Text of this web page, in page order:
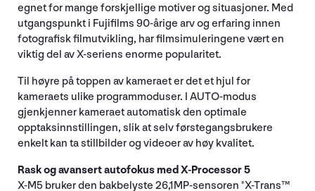
egnet for mange forskjellige motiver og situasjoner. Med
utgangspunkt i Fujifilms 90-årige arv og erfaring innen
fotografisk filmutvikling, har filmsimuleringene vært en
viktig del av X-seriens enorme popularitet.
Til høyre på toppen av kameraet er det et hjul for
kameraets ulike programmoduser. I AUTO-modus
gjenkjenner kameraet automatisk den optimale
opptaksinnstillingen, slik at selv førstegangsbrukere
enkelt kan ta stillbilder og videoer av høy kvalitet.
Rask og avansert autofokus med X-Processor 5
X-M5 bruker den bakbelyste 26,1MP-sensoren "X-Trans™